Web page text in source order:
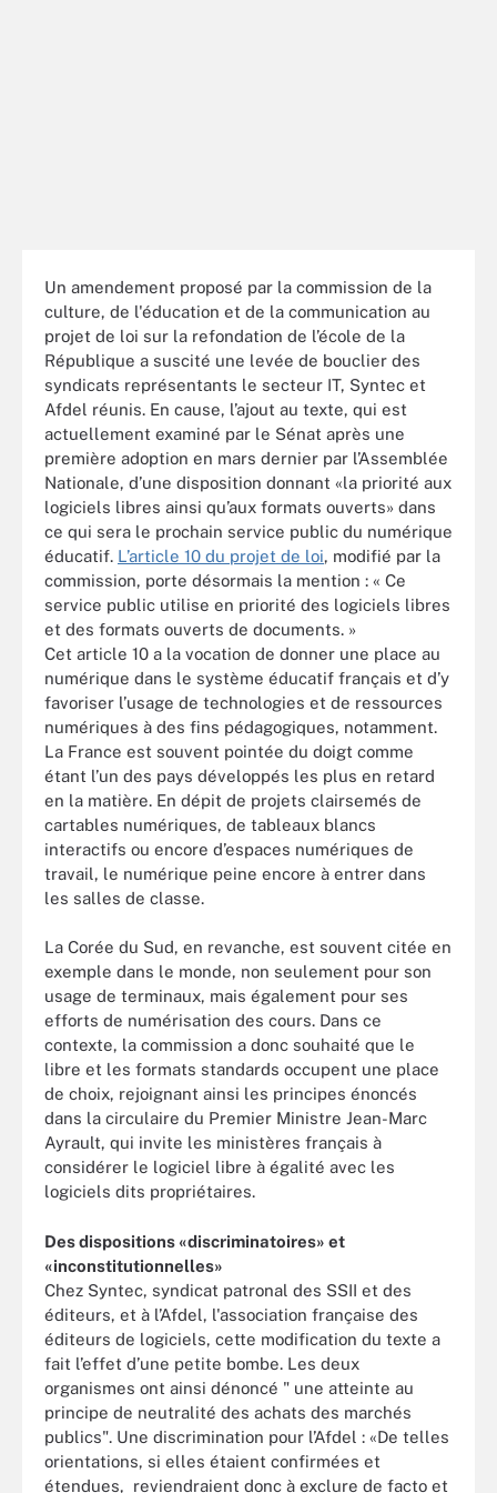
Un amendement proposé par la commission de la
culture, de l'éducation et de la communication au
projet de loi sur la refondation de l’école de la
République a suscité une levée de bouclier des
syndicats représentants le secteur IT, Syntec et
Afdel réunis. En cause, l’ajout au texte, qui est
actuellement examiné par le Sénat après une
première adoption en mars dernier par l’Assemblée
Nationale, d’une disposition donnant «la priorité aux
logiciels libres ainsi qu’aux formats ouverts» dans
ce qui sera le prochain service public du numérique
éducatif. L’article 10 du projet de loi, modifié par la
commission, porte désormais la mention : « Ce
service public utilise en priorité des logiciels libres
et des formats ouverts de documents. »
Cet article 10 a la vocation de donner une place au
numérique dans le système éducatif français et d’y
favoriser l’usage de technologies et de ressources
numériques à des fins pédagogiques, notamment.
La France est souvent pointée du doigt comme
étant l’un des pays développés les plus en retard
en la matière. En dépit de projets clairsemés de
cartables numériques, de tableaux blancs
interactifs ou encore d’espaces numériques de
travail, le numérique peine encore à entrer dans
les salles de classe.
La Corée du Sud, en revanche, est souvent citée en
exemple dans le monde, non seulement pour son
usage de terminaux, mais également pour ses
efforts de numérisation des cours. Dans ce
contexte, la commission a donc souhaité que le
libre et les formats standards occupent une place
de choix, rejoignant ainsi les principes énoncés
dans la circulaire du Premier Ministre Jean-Marc
Ayrault, qui invite les ministères français à
considérer le logiciel libre à égalité avec les
logiciels dits propriétaires.
Des dispositions «discriminatoires» et
«inconstitutionnelles»
Chez Syntec, syndicat patronal des SSII et des
éditeurs, et à l’Afdel, l'association française des
éditeurs de logiciels, cette modification du texte a
fait l’effet d’une petite bombe. Les deux
organismes ont ainsi dénoncé " une atteinte au
principe de neutralité des achats des marchés
publics". Une discrimination pour l’Afdel : «De telles
orientations, si elles étaient confirmées et
étendues, reviendraient donc à exclure de facto et